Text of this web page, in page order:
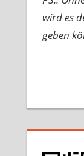
wird es
geben